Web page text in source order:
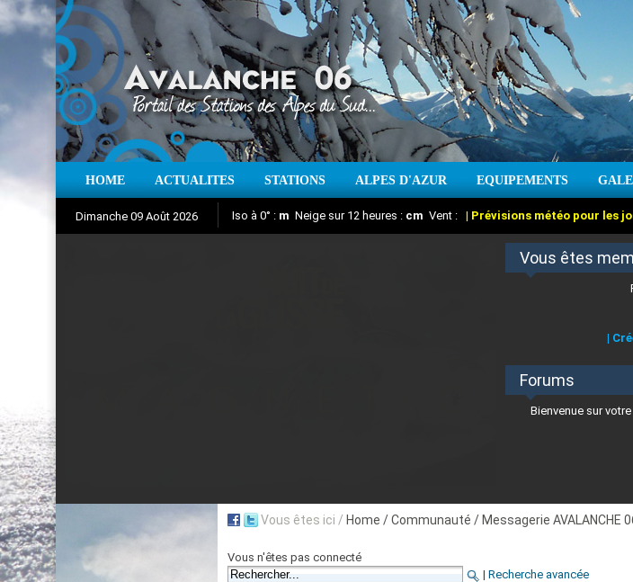
HOME ACTUALITES STATIONS ALPES D'AZUR EQUIPEMENTS
Dimanche 09 Août 2026
Prévisions météo pour les jours à
Iso à 0° : m Neige sur 12 heures : cm Vent : | Prévisions météo pour les
Suivez en direct l'actualité des stations des Alpes-Maritimes
Vous êtes
|
Forums
Bienvenue sur
Vous êtes ici / Home / Communauté / Messagerie AVALANCHE
Vous n'êtes pas connecté
| Recherche avancée